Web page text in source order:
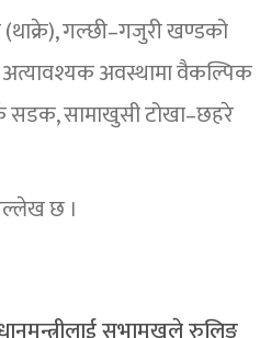
गल्छी–गजुरी खण्डको
अत्यावश्यक अवस्थामा वैकल्पिक
सडक, सामाखुसी टोखा–छहरे
छ ।